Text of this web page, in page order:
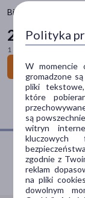
Biotynox, 5 mg,
26 69 zł
1 szt. = 0,89 zł
Kobieta(4)
Wiek
dla
dla
20+(3)
30+(3)
40+(3)
Polityka
W momencie
gromadzone
pliki
które
są
witryn
kluczowych
zgodnie z
reklam
na pliki
dowolnym